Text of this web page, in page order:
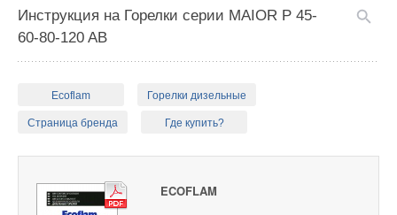
Инструкция на Горелки серии MAIOR P 45-
60-80-120 AB
Ecoflam Горелки дизельные
Страница бренда Где купить?
ECOFLAM